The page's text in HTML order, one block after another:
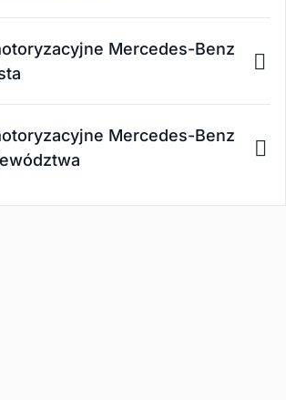
Mercedes-Benz
Mercedes-Benz